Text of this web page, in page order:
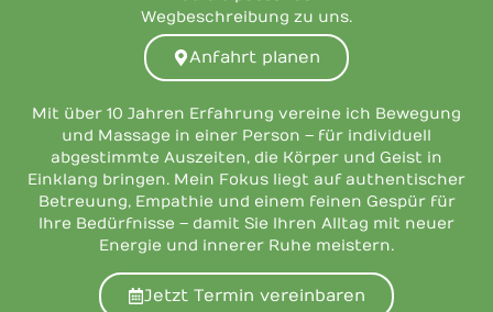
Wegbeschreibung zu uns.
Anfahrt planen
Mit über 10 Jahren Erfahrung vereine ich Bewegung
und Massage in einer Person – für individuell
abgestimmte Auszeiten, die Körper und Geist in
Einklang bringen. Mein Fokus liegt auf authentischer
Betreuung, Empathie und einem feinen Gespür für
Ihre Bedürfnisse – damit Sie Ihren Alltag mit neuer
Energie und innerer Ruhe meistern.
Jetzt Termin vereinbaren